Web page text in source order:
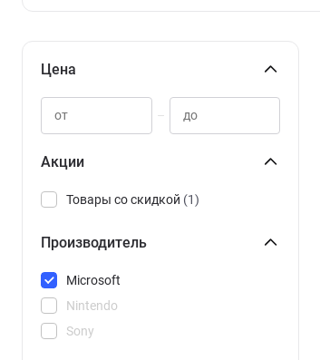
Цена
–
Акции
Товары со скидкой (1)
Производитель
Microsoft
Nintendo
Sony